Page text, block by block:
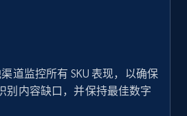
- Find new products by
URL
Currency, Gtin,
urls, Top reviews, and
道监控所有 SKU 表现，以确保
别内容缺口，并保持最佳数字